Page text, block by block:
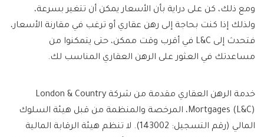
ومع ذلك، كن على دراية بأن الأسعار يمكن أن تتغير بسرعة،
ولذلك إذا كنت بحاجة إلى رهن عقاري أو ترغب في مقارنة الأسعار،
فتحدث إلى L&C في أقرب وقت ممكن، حتى يتمكنوا من
مساعدتك في العثور على الرهن العقاري المناسب لك.
خدمة الرهن العقاري مقدمة من شركة London & Country
Mortgages (L&C)، المرخصة والمنظمة من قبل هيئة السلوك
المالي (رقم التسجيل: 143002). لا تنظم هيئة الرقابة المالية